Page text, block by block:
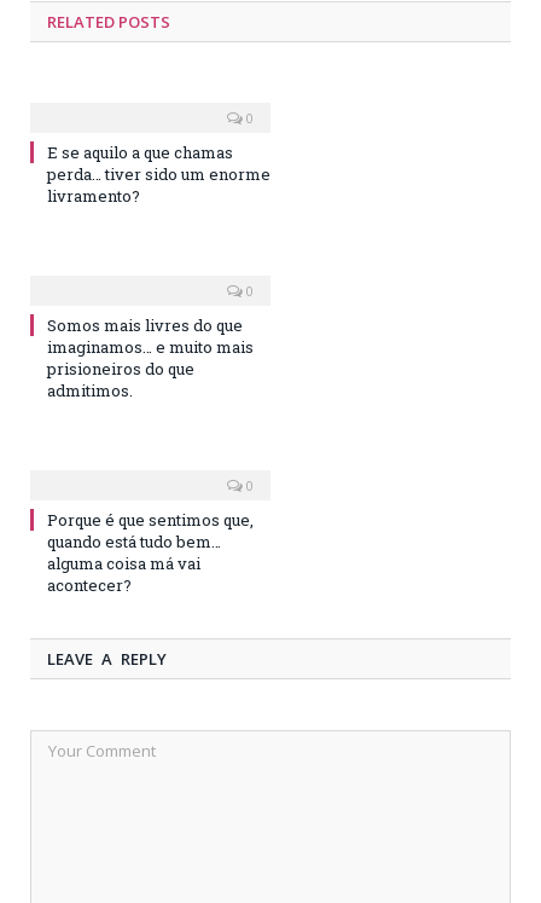
RELATED POSTS
0
E se aquilo a que chamas
perda… tiver sido um enorme
livramento?
0
Somos mais livres do que
imaginamos… e muito mais
prisioneiros do que
admitimos.
0
Porque é que sentimos que,
quando está tudo bem…
alguma coisa má vai
acontecer?
LEAVE A REPLY